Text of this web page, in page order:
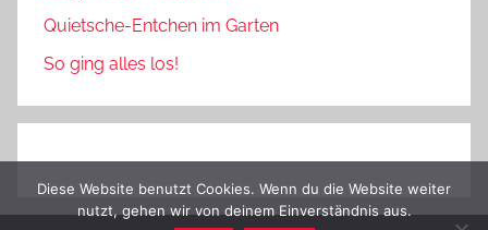
Quietsche-Entchen im Garten
So ging alles los!
Diese Website benutzt Cookies. Wenn du die Website weiter
nutzt, gehen wir von deinem Einverständnis aus.